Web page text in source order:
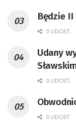
Będzie
0 UDOST.
Udany
0 UDOST.
0 UDOST.